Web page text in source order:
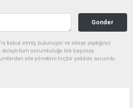
Gonder
kabul etmiş bulunuyor ve siteye yaptığınız
tüm sorumluluğu tek başınıza
site yönetimi hiçbir şekilde sorumlu